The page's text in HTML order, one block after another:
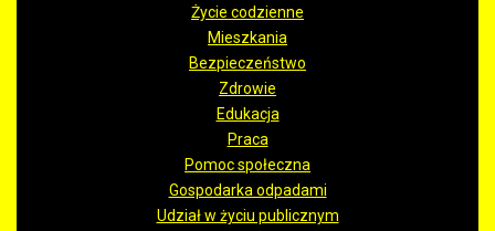
Życie codzienne
Mieszkania
Bezpieczeństwo
Zdrowie
Edukacja
Praca
Pomoc społeczna
Gospodarka odpadami
Udział w życiu publicznym